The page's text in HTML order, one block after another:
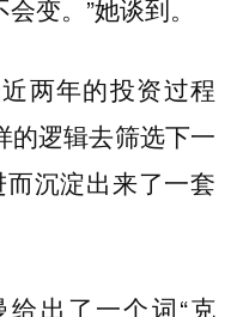
变。”她谈到。
两年的投资过程
的逻辑去筛选下一
而沉淀出来了一套
出了一个词“克